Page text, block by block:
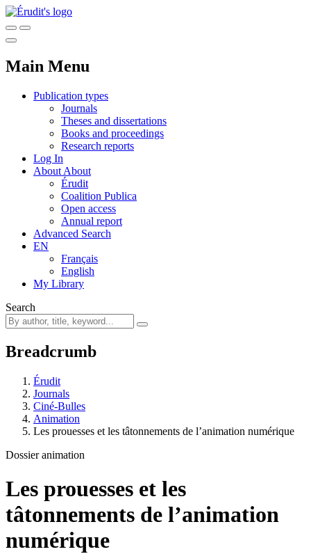
Main Menu
Publication types
Journals
Theses and dissertations
Books and proceedings
Research reports
Log In
About About
Érudit
Coalition Publica
Open access
Annual report
Advanced Search
EN
Français
English
My Library
Search
Breadcrumb
Érudit
Journals
Ciné-Bulles
Animation
Les prouesses et les tâtonnements de l’animation numérique
Dossier animation
Les prouesses et les
tâtonnements de l’animation
numérique